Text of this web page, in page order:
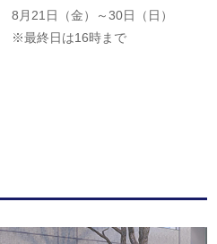
8月21日（金）～30日（日）
※最終日は16時まで